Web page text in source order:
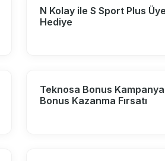
N Kolay ile S Sport Plus
Hediye
Teknosa Bonus
Bonus Kazanma Fırsatı